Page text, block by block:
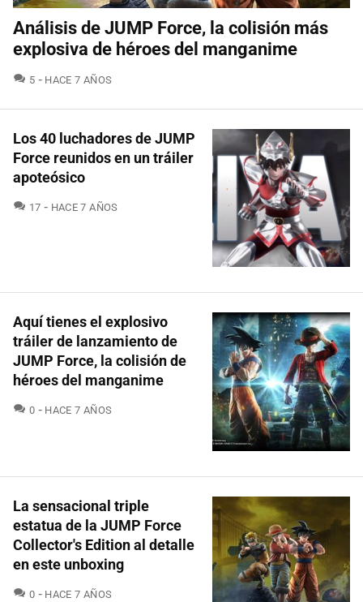
Análisis de JUMP Force, la colisión más
explosiva de héroes del manganime
5 COMENTARIOS
HACE 7 AÑOS
Los 40 luchadores de JUMP
Force reunidos en un tráiler
apoteósico
17 COMENTARIOS
HACE 7 AÑOS
Aquí tienes el explosivo
tráiler de lanzamiento de
JUMP Force, la colisión de
héroes del manganime
0 COMENTARIOS
HACE 7 AÑOS
La sensacional triple
estatua de la JUMP Force
Collector's Edition al detalle
en este unboxing
0 COMENTARIOS
HACE 7 AÑOS